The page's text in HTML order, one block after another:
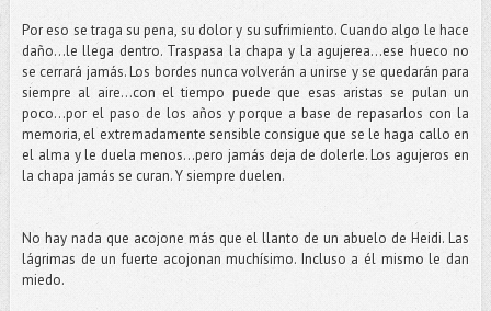
Por eso se traga su pena, su dolor y su sufrimiento. Cuando algo le hace
daño...le llega dentro. Traspasa la chapa y la agujerea...ese hueco no
se cerrará jamás. Los bordes nunca volverán a unirse y se quedarán para
siempre al aire…con el tiempo puede que esas aristas se pulan un
poco...por el paso de los años y porque a base de repasarlos con la
memoria, el extremadamente sensible consigue que se le haga callo en
el alma y le duela menos...pero jamás deja de dolerle. Los agujeros en
la chapa jamás se curan. Y siempre duelen.
No hay nada que acojone más que el llanto de un abuelo de Heidi. Las
lágrimas de un fuerte acojonan muchísimo. Incluso a él mismo le dan
miedo.